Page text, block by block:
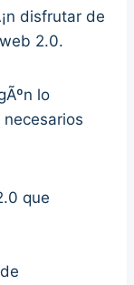
disfrutar de
2.0.
lo
que